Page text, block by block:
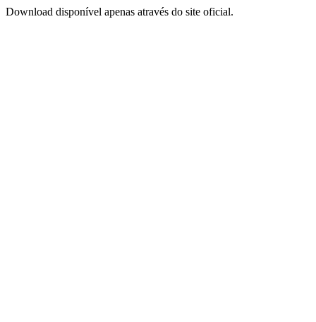
Download disponível apenas através do site oficial.